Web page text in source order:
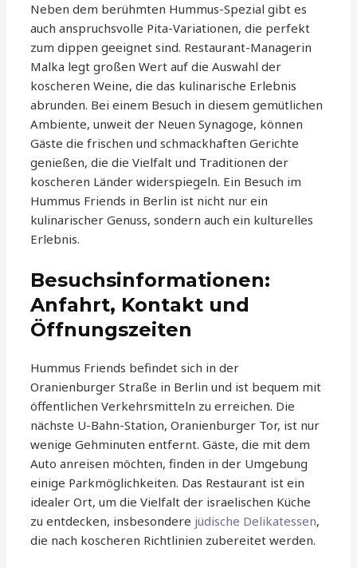
Neben dem berühmten Hummus-Spezial gibt es
auch anspruchsvolle Pita-Variationen, die perfekt
zum dippen geeignet sind. Restaurant-Managerin
Malka legt großen Wert auf die Auswahl der
koscheren Weine, die das kulinarische Erlebnis
abrunden. Bei einem Besuch in diesem gemütlichen
Ambiente, unweit der Neuen Synagoge, können
Gäste die frischen und schmackhaften Gerichte
genießen, die die Vielfalt und Traditionen der
koscheren Länder widerspiegeln. Ein Besuch im
Hummus Friends in Berlin ist nicht nur ein
kulinarischer Genuss, sondern auch ein kulturelles
Erlebnis.
Besuchsinformationen:
Anfahrt, Kontakt und
Öffnungszeiten
Hummus Friends befindet sich in der
Oranienburger Straße in Berlin und ist bequem mit
öffentlichen Verkehrsmitteln zu erreichen. Die
nächste U-Bahn-Station, Oranienburger Tor, ist nur
wenige Gehminuten entfernt. Gäste, die mit dem
Auto anreisen möchten, finden in der Umgebung
einige Parkmöglichkeiten. Das Restaurant ist ein
idealer Ort, um die Vielfalt der israelischen Küche
zu entdecken, insbesondere jüdische Delikatessen,
die nach koscheren Richtlinien zubereitet werden.